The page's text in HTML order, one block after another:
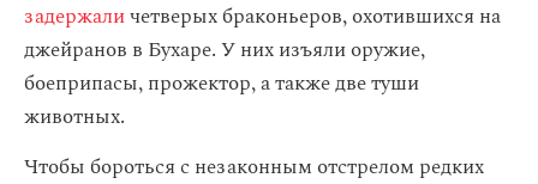
задержаличетверых браконьеров, охотившихся на
джейранов в Бухаре. У них изъяли оружие,
боеприпасы, прожектор, а также две туши
животных.
Чтобы бороться с незаконным отстрелом редких